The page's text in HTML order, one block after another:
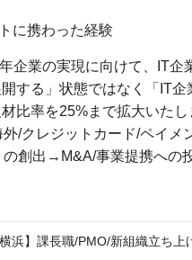
に携わった経験
企業の実現に向けて、IT
する」状態ではなく「IT
比率を25%まで拡大いたし
/クレジットカード/ペイメ
の創出→M&A/事業提携への
浜】課長職/PMO/新組織立ち上